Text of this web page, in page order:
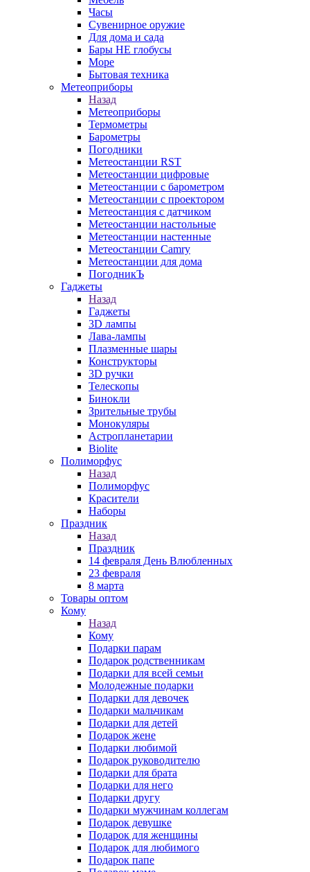
Часы
Сувенирное оружие
Для дома и сада
Бары НЕ глобусы
Море
Бытовая техника
Метеоприборы
Назад
Метеоприборы
Термометры
Барометры
Погодники
Метеостанции RST
Метеостанции цифровые
Метеостанции с барометром
Метеостанции с проектором
Метеостанция с датчиком
Метеостанции настольные
Метеостанции настенные
Метеостанции Camry
Метеостанции для дома
ПогодникЪ
Гаджеты
Назад
Гаджеты
3D лампы
Лава-лампы
Плазменные шары
Конструкторы
3D ручки
Телескопы
Бинокли
Зрительные трубы
Монокуляры
Астропланетарии
Biolite
Полиморфус
Назад
Полиморфус
Красители
Наборы
Праздник
Назад
Праздник
14 февраля День Влюбленных
23 февраля
8 марта
Товары оптом
Кому
Назад
Кому
Подарки парам
Подарок родственникам
Подарки для всей семьи
Молодежные подарки
Подарки для девочек
Подарки мальчикам
Подарки для детей
Подарок жене
Подарки любимой
Подарок руководителю
Подарки для брата
Подарки для него
Подарки другу
Подарки мужчинам коллегам
Подарок девушке
Подарок для женщины
Подарок для любимого
Подарок папе